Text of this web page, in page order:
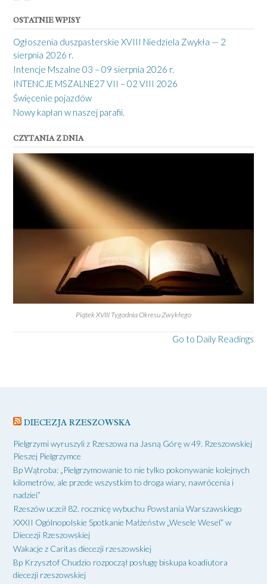
OSTATNIE WPISY
Ogłoszenia duszpasterskie XVIII Niedziela Zwykła — 2
sierpnia 2026 r.
Intencje Mszalne 03 – 09 sierpnia 2026 r.
INTENCJE MSZALNE27 VII – 02 VIII 2026
Święcenie pojazdów
Nowy kapłan w naszej parafii.
CZYTANIA Z DNIA
Piątek XVIII Tygodnia Okresu Zwykłego
Go to Daily Readings
DIECEZJA RZESZOWSKA
Pielgrzymi wyruszyli z Rzeszowa na Jasną Górę w 49. Rzeszowskiej
Pieszej Pielgrzymce
Bp Wątroba: „Pielgrzymowanie to nie tylko pokonywanie kolejnych
kilometrów, ale przede wszystkim to droga wiary, nawrócenia i
nadziei”
Rzeszów uczcił 82. rocznicę wybuchu Powstania Warszawskiego
XXXII Ogólnopolskie Spotkanie Małżeństw „Wesele Wesel” w
Diecezji Rzeszowskiej
Wakacje z Caritas diecezji rzeszowskiej
Bp Krzysztof Chudzio rozpoczął posługę biskupa koadiutora
diecezji rzeszowskiej